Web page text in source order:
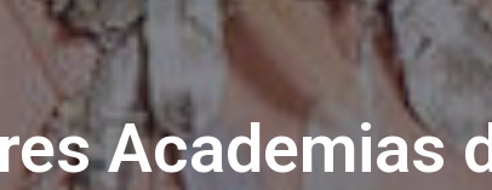
Academias